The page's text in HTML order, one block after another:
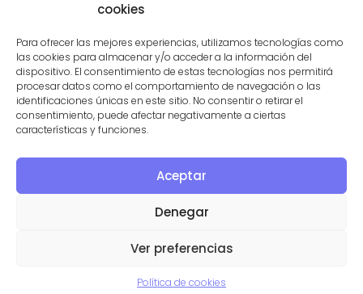
cookies
Para ofrecer las mejores experiencias, utilizamos tecnologías como
las cookies para almacenar y/o acceder a la información del
dispositivo. El consentimiento de estas tecnologías nos permitirá
procesar datos como el comportamiento de navegación o las
identificaciones únicas en este sitio. No consentir o retirar el
consentimiento, puede afectar negativamente a ciertas
características y funciones.
Aceptar
Denegar
Ver preferencias
Política de cookies
Suscríbete a la niusleter aquí
PROGRAMA KIT DIGITAL COFINANCIADO POR LOS FONDOS
RESILENCIA